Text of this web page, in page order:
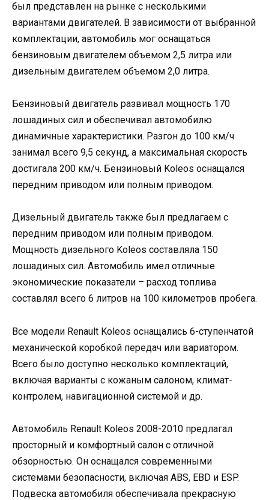
был представлен на рынке с несколькими
вариантами двигателей. В зависимости от выбранной
комплектации, автомобиль мог оснащаться
бензиновым двигателем объемом 2,5 литра или
дизельным двигателем объемом 2,0 литра.
Бензиновый двигатель развивал мощность 170
лошадиных сил и обеспечивал автомобилю
динамичные характеристики. Разгон до 100 км/ч
занимал всего 9,5 секунд, а максимальная скорость
достигала 200 км/ч. Бензиновый Koleos оснащался
передним приводом или полным приводом.
Дизельный двигатель также был предлагаем с
передним приводом или полным приводом.
Мощность дизельного Koleos составляла 150
лошадиных сил. Автомобиль имел отличные
экономические показатели – расход топлива
составлял всего 6 литров на 100 километров пробега.
Все модели Renault Koleos оснащались 6-ступенчатой
механической коробкой передач или вариатором.
Всего было доступно несколько комплектаций,
включая варианты с кожаным салоном, климат-
контролем, навигационной системой и др.
Автомобиль Renault Koleos 2008-2010 предлагал
просторный и комфортный салон с отличной
обзорностью. Он оснащался современными
системами безопасности, включая ABS, EBD и ESP.
Подвеска автомобиля обеспечивала прекрасную